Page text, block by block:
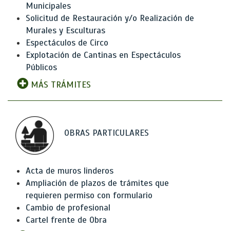
Municipales
Solicitud de Restauración y/o Realización de
Murales y Esculturas
Espectáculos de Circo
Explotación de Cantinas en Espectáculos
Públicos
MÁS TRÁMITES
OBRAS PARTICULARES
Acta de muros linderos
Ampliación de plazos de trámites que
requieren permiso con formulario
Cambio de profesional
Cartel frente de Obra